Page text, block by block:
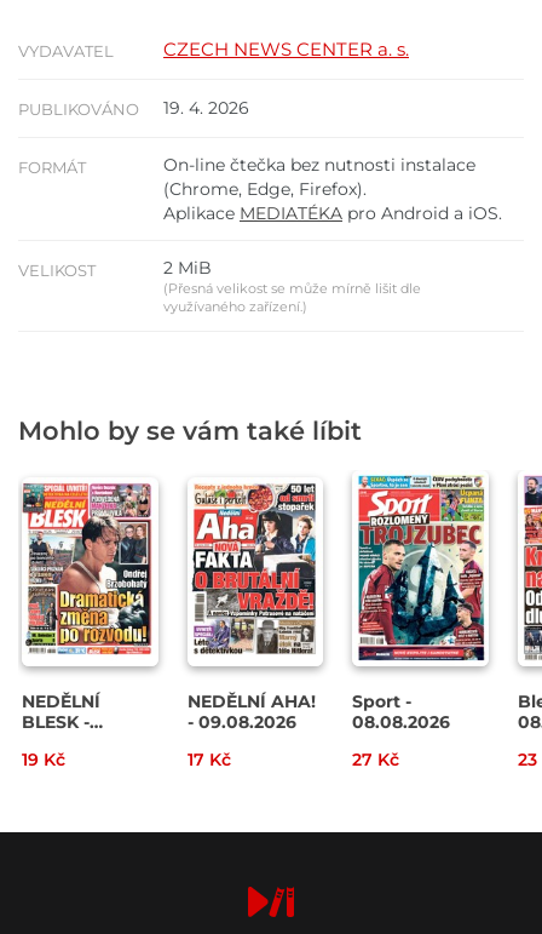
VYDAVATEL CZECH NEWS CENTER a. s.
PUBLIKOVÁNO 19. 4. 2026
FORMÁT
On-line čtečka bez nutnosti instalace
(Chrome, Edge, Firefox).
Aplikace MEDIATÉKA pro Android a iOS.
VELIKOST 2 MiB
(Přesná velikost se může mírně lišit dle
využívaného zařízení.)
Mohlo by se vám také líbit
NEDĚLNÍ
BLESK -
19 Kč
NEDĚLNÍ AHA!
- 09.08.2026
17 Kč
Sport -
08.08.2026
27 Kč
23